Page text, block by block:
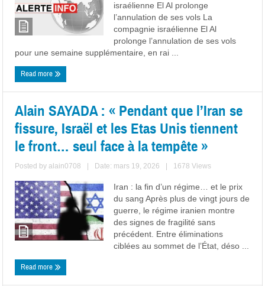
israélienne El Al prolonge
l’annulation de ses vols La
compagnie israélienne El Al
prolonge l’annulation de ses vols
pour une semaine supplémentaire, en rai ...
Read more
Alain SAYADA : « Pendant que l’Iran se
fissure, Israël et les Etas Unis tiennent
le front… seul face à la tempête »
Posted byalain0708 Date: mars 19, 2026 1678 Views
Iran : la fin d’un régime… et le prix
du sang Après plus de vingt jours de
guerre, le régime iranien montre
des signes de fragilité sans
précédent. Entre éliminations
ciblées au sommet de l’État, déso ...
Read more